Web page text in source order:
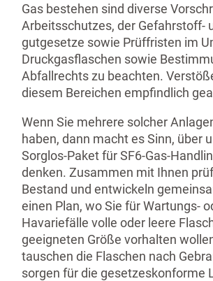
Gas bestehen sind diverse
Arbeits­schutzes, der Gefahrstoff-
gut­gesetze sowie Prüffristen im
Druckgas­flaschen sowie
Abfall­rechts zu beachten.
diesem Bereichen empfindlich
Wenn Sie mehrere solcher
haben, dann macht es Sinn, über
Sorglos-Paket für SF6-Gas-
denken. Zusammen mit Ihnen
Bestand und entwickeln
einen Plan, wo Sie für Wartungs-
Havariefälle volle oder leere
geeigneten Größe vorhalten
tauschen die Flaschen nach
sorgen für die gesetzes­konforme